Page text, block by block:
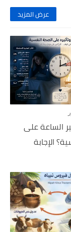
عرض المزيد
الساعة على
الإجابة